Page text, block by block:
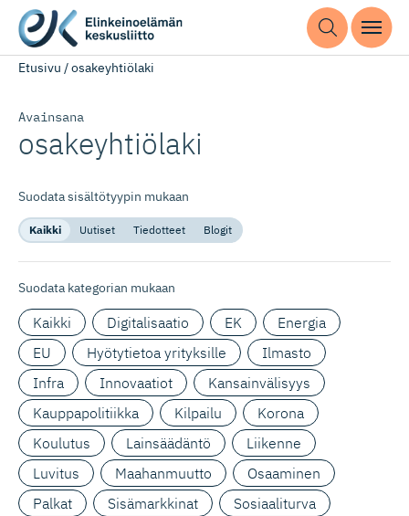
Etusivu /osakeyhtiölaki
Avainsana
osakeyhtiölaki
Suodata sisältötyypin mukaan
Kaikki Uutiset Tiedotteet Blogit
Suodata kategorian mukaan
Kaikki Digitalisaatio EK
Energia
EU
Hyötytietoa yrityksille
Ilmasto
Infra
Innovaatiot
Kansainvälisyys
Kauppapolitiikka
Kilpailu
Korona
Koulutus
Lainsäädäntö
Liikenne
Luvitus
Maahanmuutto
Osaaminen
Palkat
Sisämarkkinat
Sosiaaliturva